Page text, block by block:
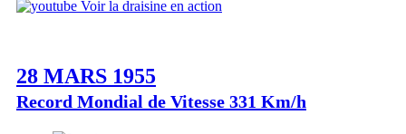
Voir la draisine en action
28 MARS 1955
Record Mondial de Vitesse 331 Km/h